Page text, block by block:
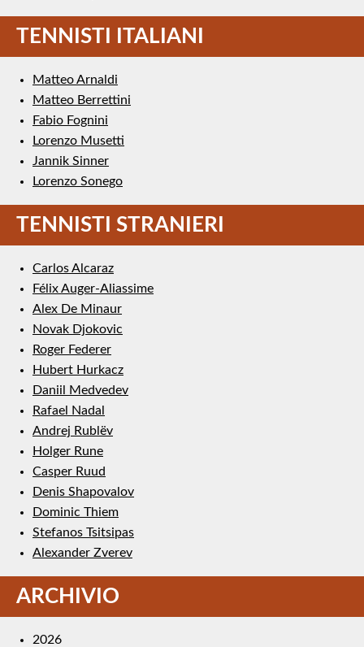
TENNISTI ITALIANI
Matteo Arnaldi
Matteo Berrettini
Fabio Fognini
Lorenzo Musetti
Jannik Sinner
Lorenzo Sonego
TENNISTI STRANIERI
Carlos Alcaraz
Félix Auger-Aliassime
Alex De Minaur
Novak Djokovic
Roger Federer
Hubert Hurkacz
Daniil Medvedev
Rafael Nadal
Andrej Rublëv
Holger Rune
Casper Ruud
Denis Shapovalov
Dominic Thiem
Stefanos Tsitsipas
Alexander Zverev
ARCHIVIO
2026